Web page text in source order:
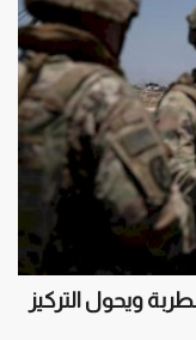
ويحول التركيز